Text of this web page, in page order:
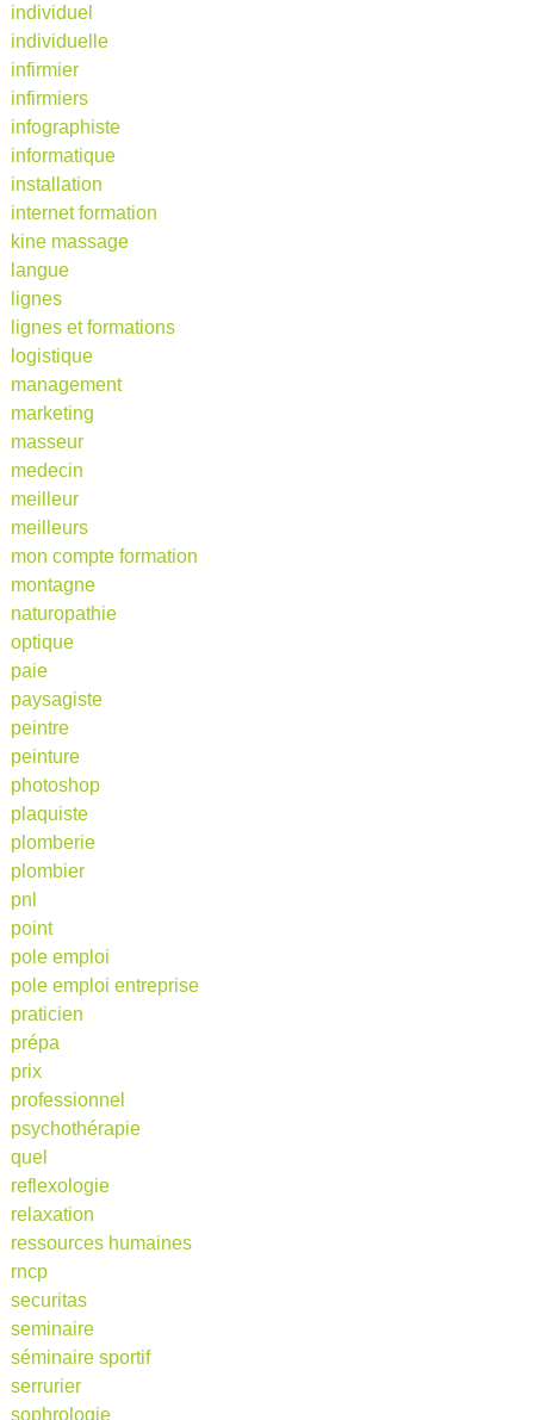
individuel
individuelle
infirmier
infirmiers
infographiste
informatique
installation
internet formation
kine massage
langue
lignes
lignes et formations
logistique
management
marketing
masseur
medecin
meilleur
meilleurs
mon compte formation
montagne
naturopathie
optique
paie
paysagiste
peintre
peinture
photoshop
plaquiste
plomberie
plombier
pnl
point
pole emploi
pole emploi entreprise
praticien
prépa
prix
professionnel
psychothérapie
quel
reflexologie
relaxation
ressources humaines
rncp
securitas
seminaire
séminaire sportif
serrurier
sophrologie